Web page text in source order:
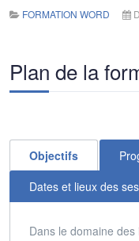
FORMATION WORD
Plan de la
Objectifs
Dates et lieux des
Dans le domaine